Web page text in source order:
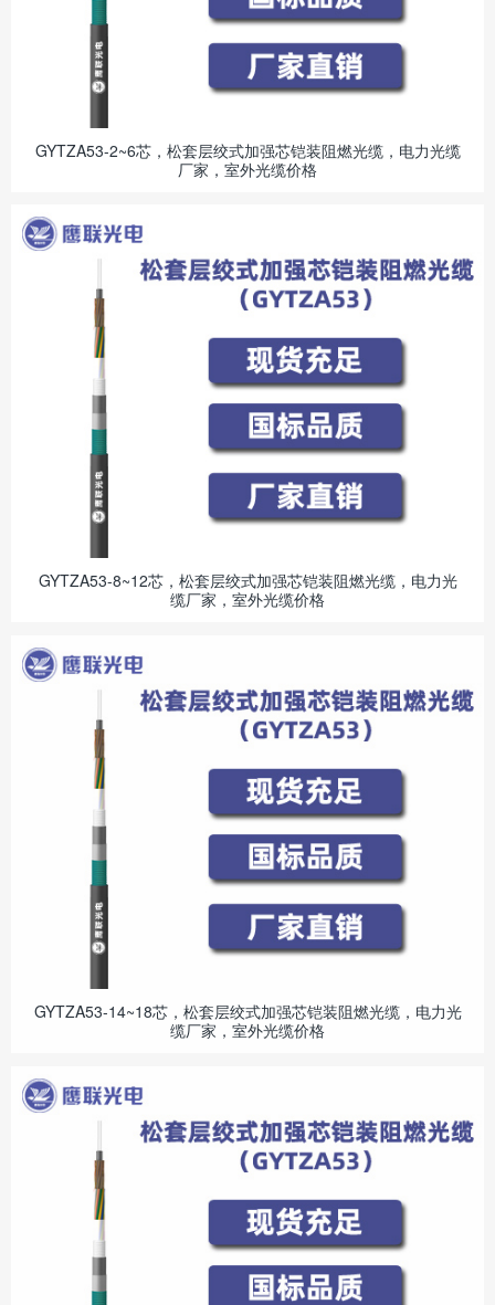
GYTZA53-2~6芯，松套层绞式加强芯铠装阻燃光缆，电力光缆
厂家，室外光缆价格
GYTZA53-8~12芯，松套层绞式加强芯铠装阻燃光缆，电力光
缆厂家，室外光缆价格
GYTZA53-14~18芯，松套层绞式加强芯铠装阻燃光缆，电力光
缆厂家，室外光缆价格